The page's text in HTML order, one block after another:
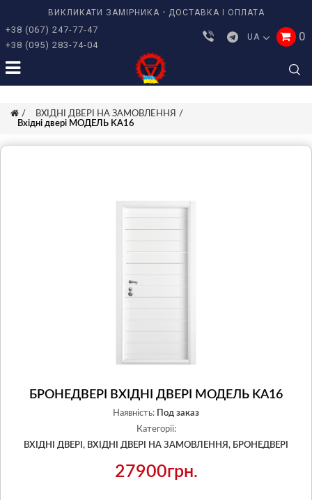
ВИКЛИКАТИ ЗАМІРНИКА ДОСТАВКА І ОПЛАТА
+38 (067) 247-77-47
+38 (095) 283-74-04
UA 0
ВХІДНІ ДВЕРІ НА ЗАМОВЛЕННЯ
Вхідні двері МОДЕЛЬ KA16
БРОНЕДВЕРІ ВХІДНІ ДВЕРІ МОДЕЛЬ KA16
Наявність:
Под заказ
Категорії:
ВХІДНІ ДВЕРІ, ВХІДНІ ДВЕРІ НА ЗАМОВЛЕННЯ, БРОНЕДВЕРІ
27900грн.